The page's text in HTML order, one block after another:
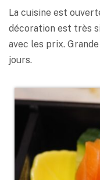
La cuisine est
décoration est très
avec les prix.
jours.